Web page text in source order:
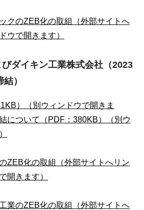
クのZEB化の取組（外部サイトへ
ウで開きます）
ダイキン工業株式会社（2023
）
）（別ウィンドウで開きま
について（PDF：380KB）（別ウ
ZEB化の取組（外部サイトへリン
開きます）
業のZEB化の取組（外部サイトへ